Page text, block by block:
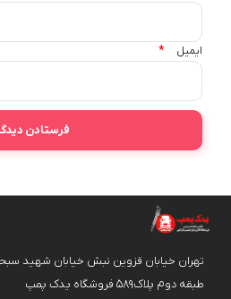
ایمیل *
تهران خیابان قزوین نبش خیابان شهید
طبقه دوم پلاک۵۸۹ فروشگاه یدک پمپ